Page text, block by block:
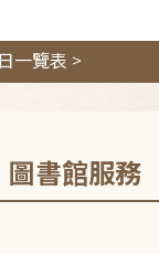
一覽表 >
圖書館服務